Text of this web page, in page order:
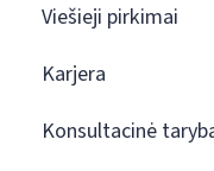
Viešieji pirkimai
Karjera
Konsultacinė